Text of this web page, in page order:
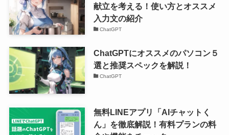
献立を考える！使い方とオススメ
入力文の紹介
ChatGPT
ChatGPTにオススメのパソコン５
選と推奨スペックを解説！
ChatGPT
無料LINEアプリ「AIチャットく
ん」を徹底解説！有料プランの料